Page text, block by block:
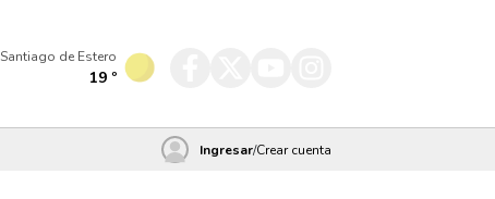
Santiago de Estero
19 º
Ingresar/Crear cuenta